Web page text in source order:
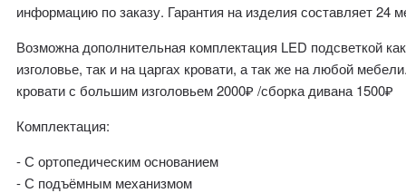
информацию по заказу. Гарантия на изделия составляет 24
Возможна дополнительная комплектация LED подсветкой
изголовье, так и на царгах кровати, а так же на любой
кровати с большим изголовьем 2000₽ /сборка дивана 1500₽
Комплектация:
- С ортопедическим основанием
- С подъёмным механизмом